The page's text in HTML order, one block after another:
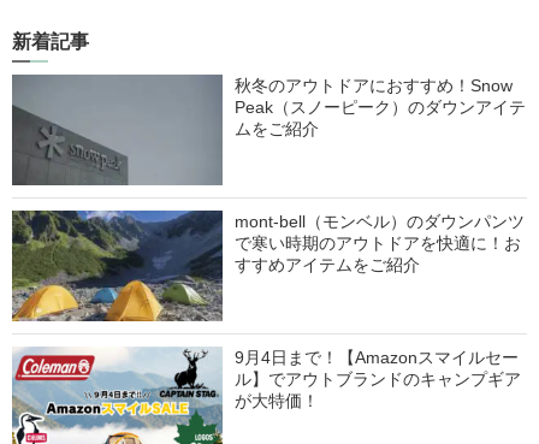
新着記事
秋冬のアウトドアにおすすめ！Snow
Peak（スノーピーク）のダウンアイテ
ムをご紹介
mont-bell（モンベル）のダウンパンツ
で寒い時期のアウトドアを快適に！お
すすめアイテムをご紹介
9月4日まで！【Amazonスマイルセー
ル】でアウトブランドのキャンプギア
が大特価！